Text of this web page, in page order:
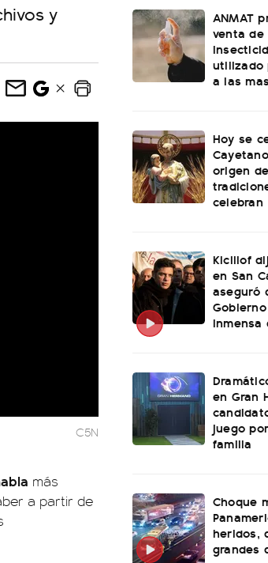
y
C5N
más
a partir de
ANMAT
venta de
utilizado
a las
Hoy se
origen
celebran
Kicillof
en San
aseguró
inmensa
en Gran
juego
familia
Choque
heridos,
grandes